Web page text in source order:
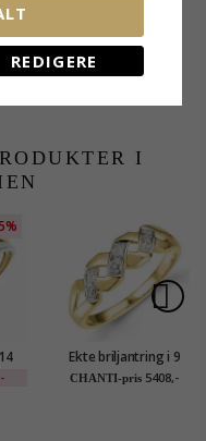
I
Ekte briljantring i 9
karat gull og hvitt
CHANTI-pris 5408,-
REDIGERE